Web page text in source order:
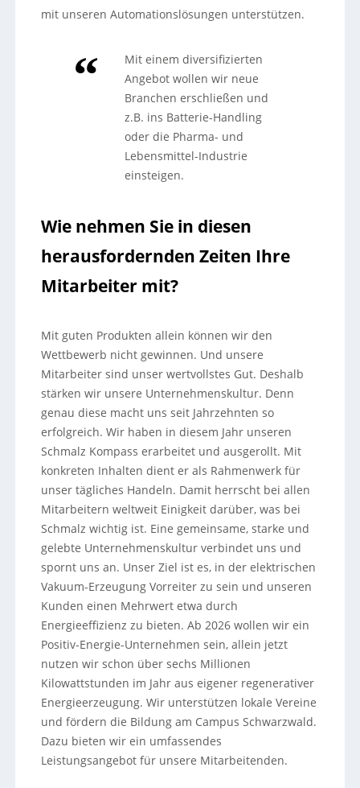
mit unseren Automationslösungen unterstützen.
Mit einem diversifizierten
Angebot wollen wir neue
Branchen erschließen und
z.B. ins Batterie-Handling
oder die Pharma- und
Lebensmittel-Industrie
einsteigen.
Wie nehmen Sie in diesen
herausfordernden Zeiten Ihre
Mitarbeiter mit?
Mit guten Produkten allein können wir den
Wettbewerb nicht gewinnen. Und unsere
Mitarbeiter sind unser wertvollstes Gut. Deshalb
stärken wir unsere Unternehmenskultur. Denn
genau diese macht uns seit Jahrzehnten so
erfolgreich. Wir haben in diesem Jahr unseren
Schmalz Kompass erarbeitet und ausgerollt. Mit
konkreten Inhalten dient er als Rahmenwerk für
unser tägliches Handeln. Damit herrscht bei allen
Mitarbeitern weltweit Einigkeit darüber, was bei
Schmalz wichtig ist. Eine gemeinsame, starke und
gelebte Unternehmenskultur verbindet uns und
spornt uns an. Unser Ziel ist es, in der elektrischen
Vakuum-Erzeugung Vorreiter zu sein und unseren
Kunden einen Mehrwert etwa durch
Energieeffizienz zu bieten. Ab 2026 wollen wir ein
Positiv-Energie-Unternehmen sein, allein jetzt
nutzen wir schon über sechs Millionen
Kilowattstunden im Jahr aus eigener regenerativer
Energieerzeugung. Wir unterstützen lokale Vereine
und fördern die Bildung am Campus Schwarzwald.
Dazu bieten wir ein umfassendes
Leistungsangebot für unsere Mitarbeitenden.